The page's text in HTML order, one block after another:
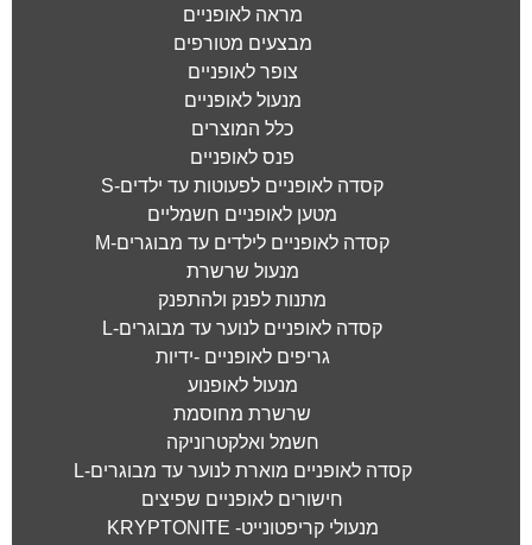
מראה לאופניים
מבצעים מטורפים
צופר לאופניים
מנעול לאופניים
כלל המוצרים
פנס לאופניים
קסדה לאופניים לפעוטות עד ילדים-S
מטען לאופניים חשמליים
קסדה לאופניים לילדים עד מבוגרים-M
מנעול שרשרת
מתנות לפנק ולהתפנק
קסדה לאופניים לנוער עד מבוגרים-L
גריפים לאופניים -ידיות
מנעול לאופנוע
שרשרת מחוסמת
חשמל ואלקטרוניקה
קסדה לאופניים מוארת לנוער עד מבוגרים-L
חישורים לאופניים שפיצים
מנעולי קריפטונייט- KRYPTONITE